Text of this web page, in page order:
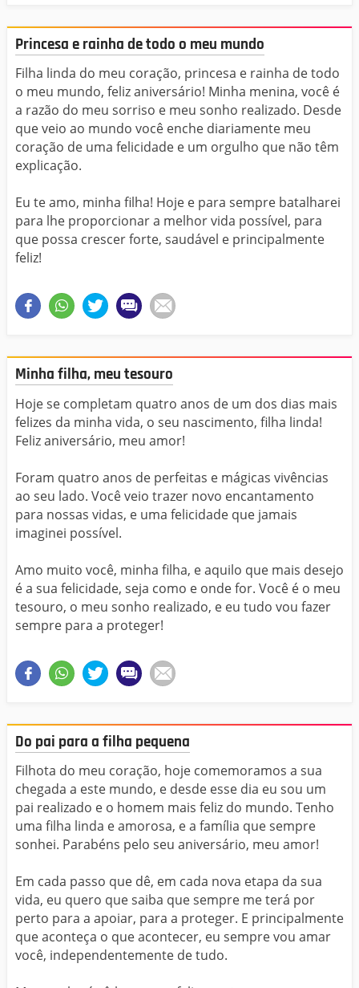
Princesa e rainha de todo o meu mundo
Filha linda do meu coração, princesa e rainha de todo
o meu mundo, feliz aniversário! Minha menina, você é
a razão do meu sorriso e meu sonho realizado. Desde
que veio ao mundo você enche diariamente meu
coração de uma felicidade e um orgulho que não têm
explicação.
Eu te amo, minha filha! Hoje e para sempre batalharei
para lhe proporcionar a melhor vida possível, para
que possa crescer forte, saudável e principalmente
feliz!
Minha filha, meu tesouro
Hoje se completam quatro anos de um dos dias mais
felizes da minha vida, o seu nascimento, filha linda!
Feliz aniversário, meu amor!
Foram quatro anos de perfeitas e mágicas vivências
ao seu lado. Você veio trazer novo encantamento
para nossas vidas, e uma felicidade que jamais
imaginei possível.
Amo muito você, minha filha, e aquilo que mais desejo
é a sua felicidade, seja como e onde for. Você é o meu
tesouro, o meu sonho realizado, e eu tudo vou fazer
sempre para a proteger!
Do pai para a filha pequena
Filhota do meu coração, hoje comemoramos a sua
chegada a este mundo, e desde esse dia eu sou um
pai realizado e o homem mais feliz do mundo. Tenho
uma filha linda e amorosa, e a família que sempre
sonhei. Parabéns pelo seu aniversário, meu amor!
Em cada passo que dê, em cada nova etapa da sua
vida, eu quero que saiba que sempre me terá por
perto para a apoiar, para a proteger. E principalmente
que aconteça o que acontecer, eu sempre vou amar
você, independentemente de tudo.